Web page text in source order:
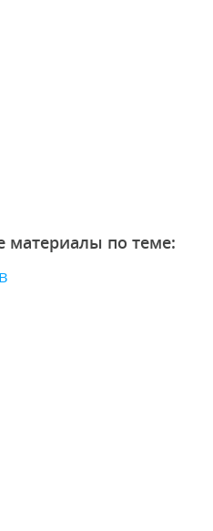
материалы по теме: